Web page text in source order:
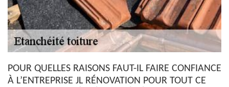
POUR QUELLES RAISONS FAUT-IL FAIRE CONFIANCE
À L’ENTREPRISE JL RÉNOVATION POUR TOUT CE